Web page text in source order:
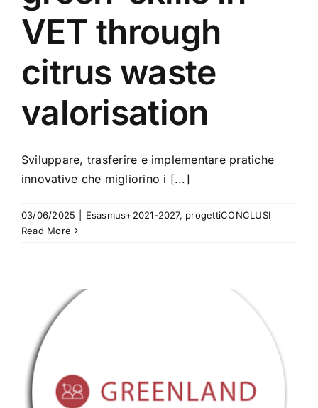
VET through
citrus waste
valorisation
Sviluppare, trasferire e implementare pratiche
innovative che migliorino i [...]
03/06/2025 Esasmus+2021-2027, progettiCONCLUSI
Read More